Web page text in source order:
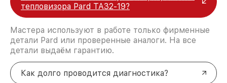
тепловизора Pard TA32-19?
Мастера используют в работе только фирменные
детали Pard или проверенные аналоги. На все
детали выдаём гарантию.
Как долго проводится диагностика?